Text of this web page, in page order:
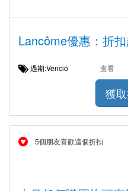
Lancôme優惠：折
過期:Venció 查看
獲
5個朋友喜歡這個折扣